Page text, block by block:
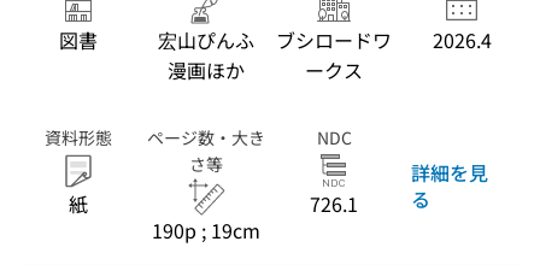
図書
宏山ぴんふ
漫画ほか
ブシロードワ
ークス
2026.4
資料形態
紙
ページ数・大き
さ等
190p ; 19cm
NDC
726.1
詳細を見
る